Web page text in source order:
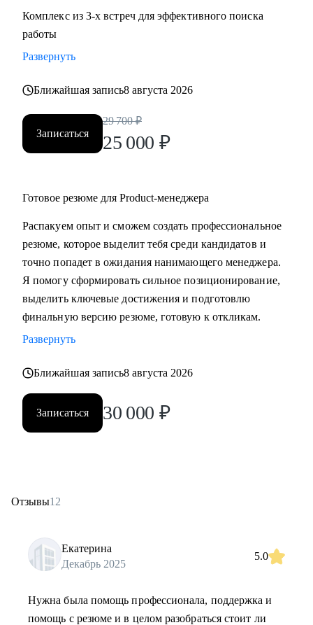
Комплекс из 3-х встреч для эффективного поиска
работы
Развернуть
Ближайшая запись8 августа 2026
Записаться
29 700 ₽
25 000 ₽
Готовое резюме для Product-менеджера
Распакуем опыт и сможем создать профессиональное
резюме, которое выделит тебя среди кандидатов и
точно попадет в ожидания нанимающего менеджера.
Я помогу сформировать сильное позиционирование,
выделить ключевые достижения и подготовлю
финальную версию резюме, готовую к откликам.
Развернуть
Ближайшая запись8 августа 2026
Записаться 30 000 ₽
Отзывы12
Екатерина
Декабрь 2025
5.0
Нужна была помощь профессионала, поддержка и
помощь с резюме и в целом разобраться стоит ли